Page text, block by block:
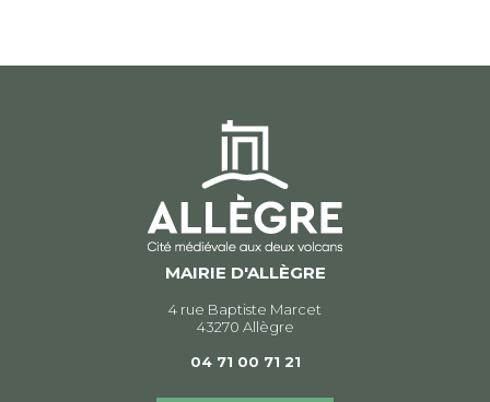
l’article
MAIRIE D'ALLÈGRE
4 rue Baptiste Marcet
43270 Allègre
04 71 00 71 21